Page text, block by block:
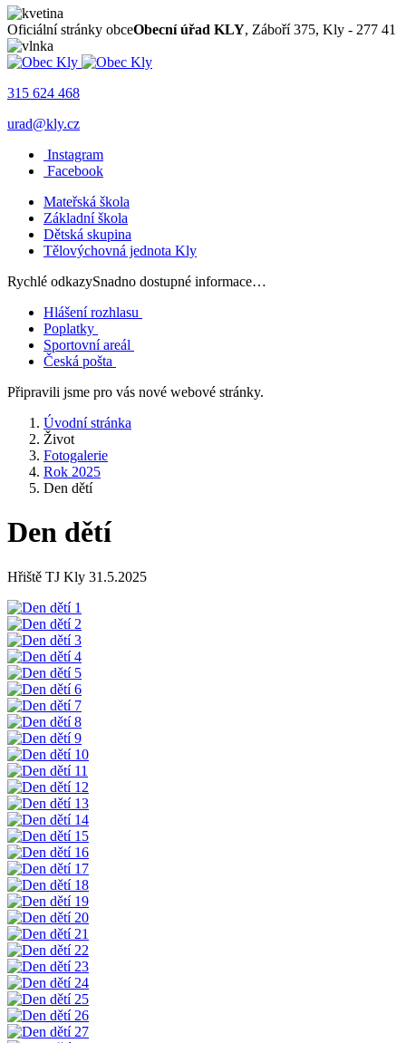
Oficiální stránky obceObecní úřad KLY, Záboří 375, Kly - 277 41
315 624 468
urad@kly.cz
Instagram
Facebook
Mateřská škola
Základní škola
Dětská skupina
Tělovýchovná jednota Kly
Rychlé odkazySnadno dostupné informace…
Hlášení rozhlasu
Poplatky
Sportovní areál
Česká pošta
Připravili jsme pro vás nové webové stránky.
Úvodní stránka
Život
Fotogalerie
Rok 2025
Den dětí
Den dětí
Hřiště TJ Kly 31.5.2025